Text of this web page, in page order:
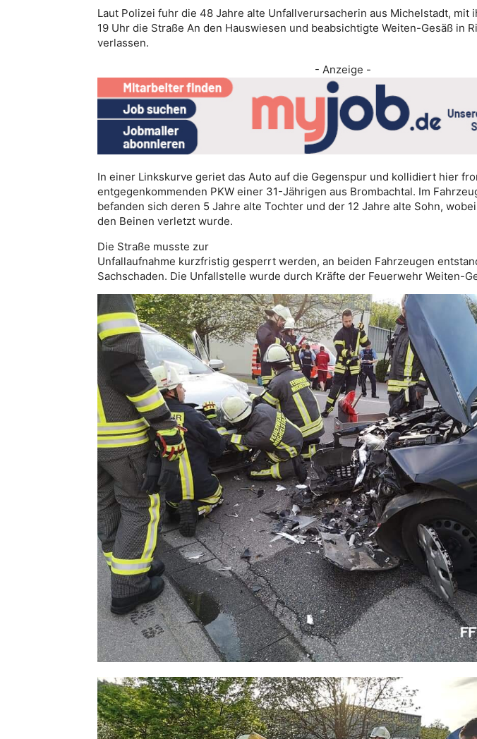
Laut Polizei fuhr die 48 Jahre alte Unfallverursacherin aus Michelstadt, mit
19 Uhr die Straße An den Hauswiesen und beabsichtigte Weiten-Gesäß in
verlassen.
- Anzeige -
In einer Linkskurve geriet das Auto auf die Gegenspur und kollidiert hier
entgegenkommenden PKW einer 31-Jährigen aus Brombachtal. Im
befanden sich deren 5 Jahre alte Tochter und der 12 Jahre alte Sohn,
den Beinen verletzt wurde.
Die Straße musste zur
Unfallaufnahme kurzfristig gesperrt werden, an beiden Fahrzeugen
Sachschaden. Die Unfallstelle wurde durch Kräfte der Feuerwehr Weiten-